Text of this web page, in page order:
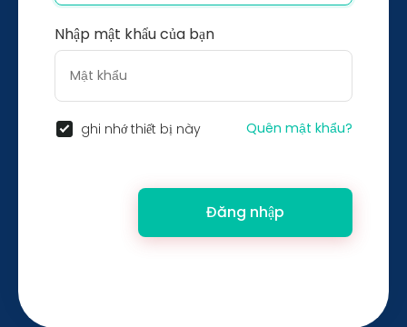
Nhập mật khẩu của bạn
ghi nhớ thiết bị này Quên mật khẩu?
Đăng nhập